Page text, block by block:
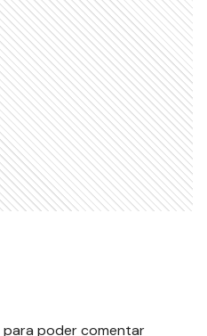
para poder comentar